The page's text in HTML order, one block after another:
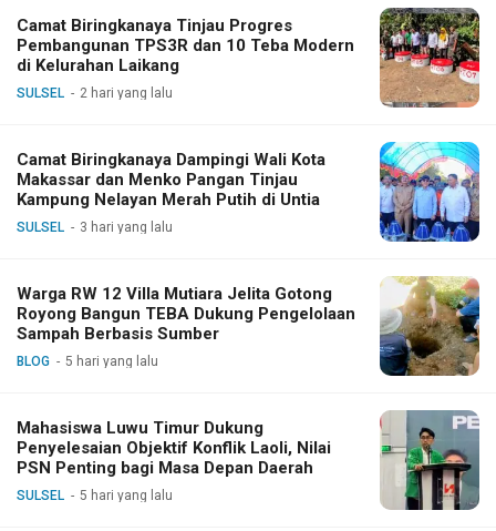
Camat Biringkanaya Tinjau Progres
Pembangunan TPS3R dan 10 Teba Modern
di Kelurahan Laikang
SULSEL 2 hari yang lalu
Camat Biringkanaya Dampingi Wali Kota
Makassar dan Menko Pangan Tinjau
Kampung Nelayan Merah Putih di Untia
SULSEL 3 hari yang lalu
Warga RW 12 Villa Mutiara Jelita Gotong
Royong Bangun TEBA Dukung Pengelolaan
Sampah Berbasis Sumber
BLOG 5 hari yang lalu
Mahasiswa Luwu Timur Dukung
Penyelesaian Objektif Konflik Laoli, Nilai
PSN Penting bagi Masa Depan Daerah
SULSEL 5 hari yang lalu